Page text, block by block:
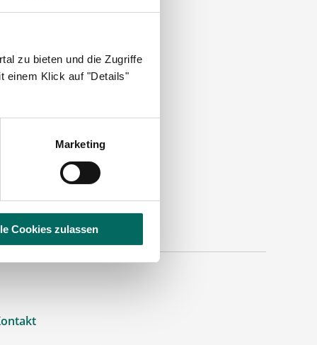
zu bieten und die Zugriffe
einem Klick auf "Details"
Marketing
Cookies zulassen